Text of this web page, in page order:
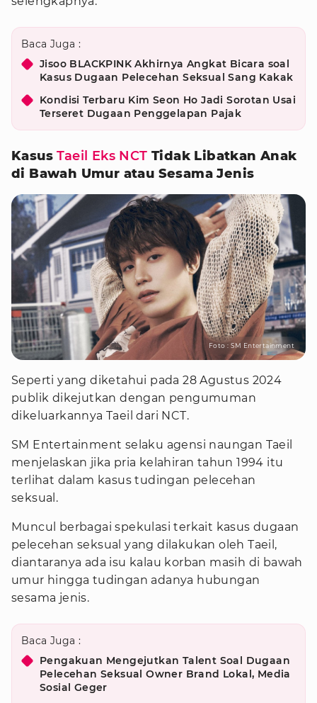
Baca Juga :
Jisoo BLACKPINK Akhirnya Angkat Bicara soal
Kasus Dugaan Pelecehan Seksual Sang Kakak
Kondisi Terbaru Kim Seon Ho Jadi Sorotan Usai
Terseret Dugaan Penggelapan Pajak
KasusTaeil Eks NCT Tidak Libatkan Anak
di Bawah Umur atau Sesama Jenis
Foto : SM Entertainment
Seperti yang diketahui pada 28 Agustus 2024
publik dikejutkan dengan pengumuman
dikeluarkannya Taeil dari NCT.
SM Entertainment selaku agensi naungan Taeil
menjelaskan jika pria kelahiran tahun 1994 itu
terlihat dalam kasus tudingan pelecehan
seksual.
Muncul berbagai spekulasi terkait kasus dugaan
pelecehan seksual yang dilakukan oleh Taeil,
diantaranya ada isu kalau korban masih di bawah
umur hingga tudingan adanya hubungan
sesama jenis.
Baca Juga :
Pengakuan Mengejutkan Talent Soal Dugaan
Pelecehan Seksual Owner Brand Lokal, Media
Sosial Geger